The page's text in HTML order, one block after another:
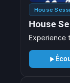
House
House
Experience